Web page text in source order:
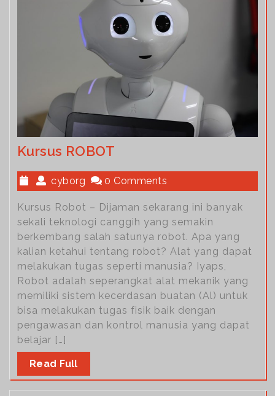
Kursus ROBOT
cyborg 0 Comments
Kursus Robot – Dijaman sekarang ini banyak
sekali teknologi canggih yang semakin
berkembang salah satunya robot. Apa yang
kalian ketahui tentang robot? Alat yang dapat
melakukan tugas seperti manusia? Iyaps,
Robot adalah seperangkat alat mekanik yang
memiliki sistem kecerdasan buatan (Al) untuk
bisa melakukan tugas fisik baik dengan
pengawasan dan kontrol manusia yang dapat
belajar […]
Read Full